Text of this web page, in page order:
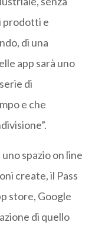
prodotti e
di una
app sarà uno
di
e che
spazio on line
create, il Pass
store, Google
di quello